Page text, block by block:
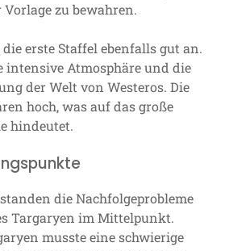
Vorlage zu bewahren.
erste Staffel ebenfalls gut an.
intensive Atmosphäre und die
der Welt von Westeros. Die
hoch, was auf das große
hindeutet.
die Nachfolgeprobleme
Targaryen im Mittelpunkt.
musste eine schwierige